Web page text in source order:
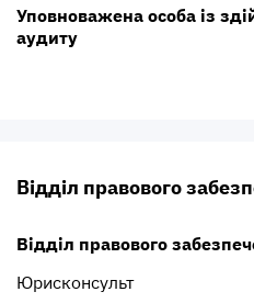
Уповноважена особа із
аудиту
Відділ правового
Відділ правового
Юрисконсульт